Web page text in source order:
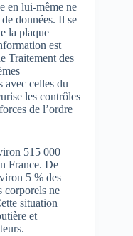
en lui-même ne
données. Il se
la plaque
est
Traitement des
avec celles du
les contrôles
de l’ordre
515 000
France. De
5 % des
corporels ne
situation
et